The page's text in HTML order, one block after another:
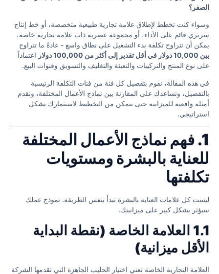
الصفر؟
وسواء كنت تخطط لإطلاق علامة تجارية طبيعية متخصصة، أو خط إنتاج
سريري قائم على الأداء، أو مجموعة عصرية ذات علامة تجارية خاصة،
يمكن أن تتراوح تكلفة بدء التشغيل على نطاق واسع - عادةً ما تتراوح
بين 10,000 دولار في أقل تقدير إلى أكثر من 100,000 دولار
اعتماداً
على نوع المنتج والتركيبات والتعبئة والتغليف والتسويق وقنوات البيع.
في هذه المقالة، نقوم بتفصيل كل فئة من فئات التكلفة الرئيسية
بالتفصيل، ونساعدك على المقارنة بين نماذج الأعمال المختلفة، ونقدم
أمثلة واقعية للميزانية حتى تتمكن من التخطيط لاستثمارك بشكل
استراتيجي.
1. فهم نماذج الأعمال المختلفة
للعناية بالبشرة ومستويات
تكلفتها
ليست كل علامات العناية بالبشرة تبدأ بنفس الطريقة. نموذج عملك
سيؤثر بشكل كبير على ميزانيتك.
1.1 العلامة الخاصة (نقطة البداية
الأقل ميزانية)
العلامة التجارية الخاصة تعني اختيار الحليب الجاهزة التي تقدمها الشركة